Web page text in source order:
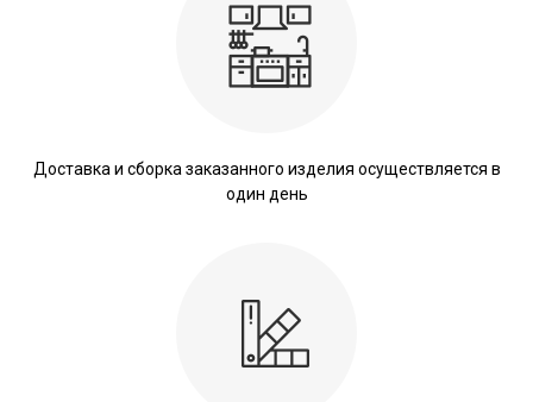
Доставка и сборка заказанного изделия осуществляется в
один день